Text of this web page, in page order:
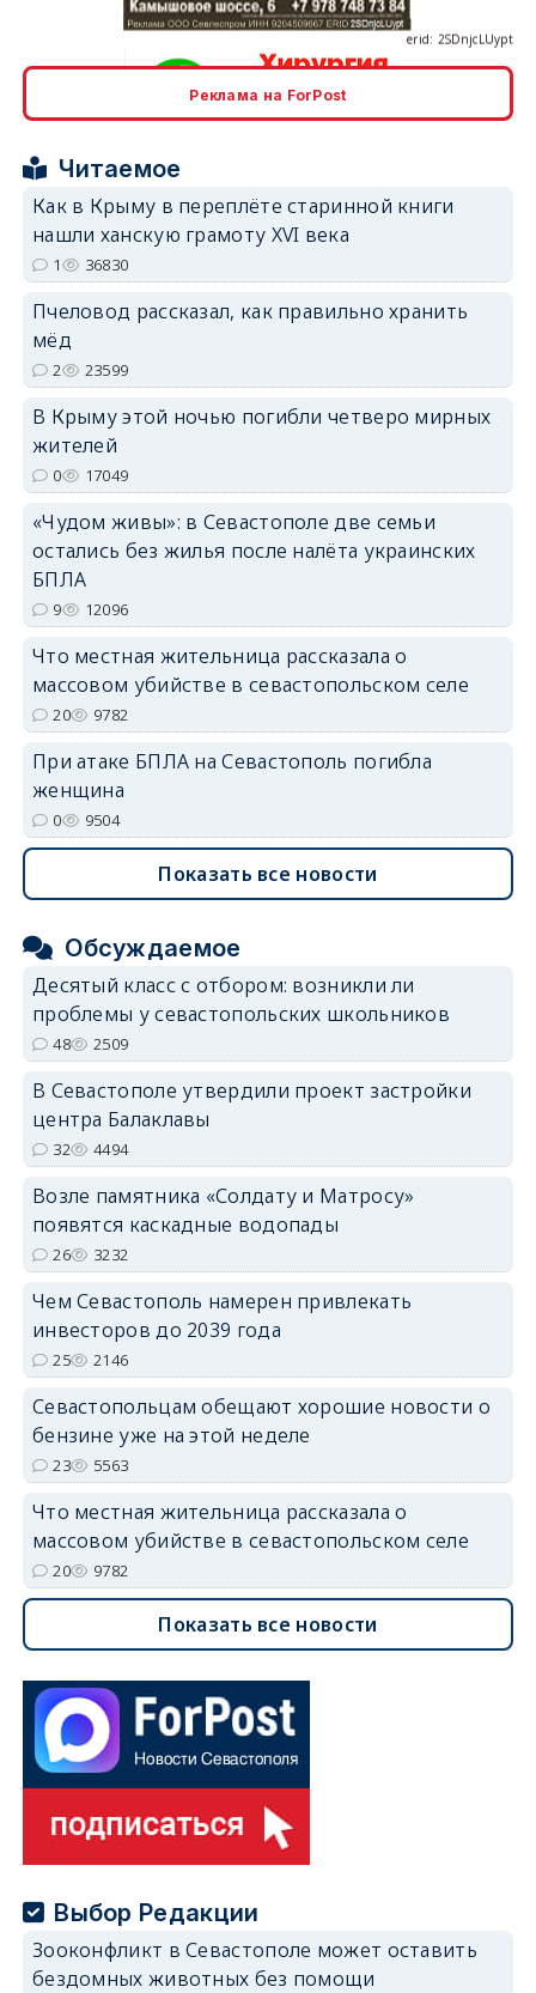
erid: 2SDnjdPjgYS
Реклама на ForPost
Читаемое
Как в Крыму в переплёте старинной книги
нашли ханскую грамоту XVI века
1 36830
Пчеловод рассказал, как правильно хранить
мёд
2 23599
В Крыму этой ночью погибли четверо мирных
жителей
0 17049
«Чудом живы»: в Севастополе две семьи
остались без жилья после налёта украинских
БПЛА
9 12096
Что местная жительница рассказала о
массовом убийстве в севастопольском селе
20 9782
При атаке БПЛА на Севастополь погибла
женщина
0 9504
Показать все новости
Обсуждаемое
Десятый класс с отбором: возникли ли
проблемы у севастопольских школьников
48 2509
В Севастополе утвердили проект застройки
центра Балаклавы
32 4494
Возле памятника «Солдату и Матросу»
появятся каскадные водопады
26 3232
Чем Севастополь намерен привлекать
инвесторов до 2039 года
25 2146
Севастопольцам обещают хорошие новости о
бензине уже на этой неделе
23 5563
Что местная жительница рассказала о
массовом убийстве в севастопольском селе
20 9782
Показать все новости
Выбор Редакции
Зооконфликт в Севастополе может оставить
бездомных животных без помощи